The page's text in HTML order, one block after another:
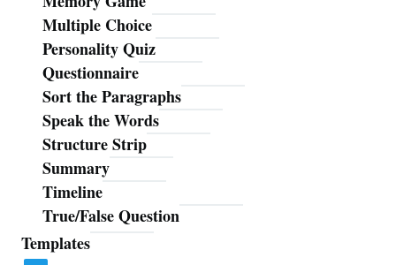
Multiple Choice
Personality Quiz
Questionnaire
Sort the Paragraphs
Speak the Words
Structure Strip
Summary
Timeline
True/False Question
Templates